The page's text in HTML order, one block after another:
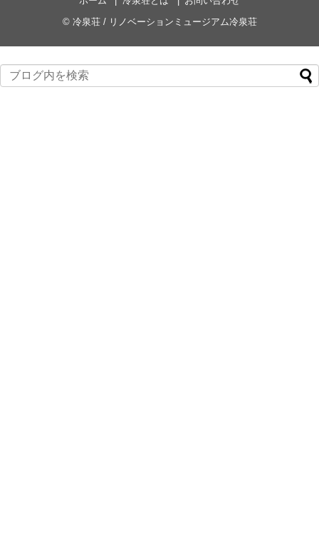
© 冷泉荘 / リノベーションミュージアム冷泉荘